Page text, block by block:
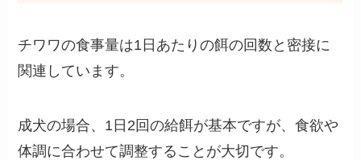
チワワの食事量は1日あたりの餌の回数と密接に
関連しています。
成犬の場合、1日2回の給餌が基本ですが、食欲や
体調に合わせて調整することが大切です。